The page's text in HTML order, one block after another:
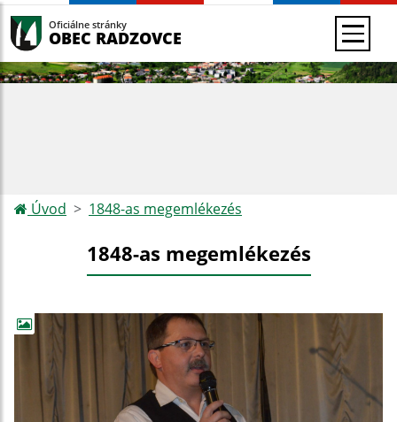
Oficiálne stránky
OBEC RADZOVCE
Úvod 1848-as megemlékezés
1848-as megemlékezés